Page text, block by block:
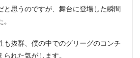
と思うのですが、舞台に登場した瞬間
も抜群、僕の中でのグリーグのコンチ
れた気がします。